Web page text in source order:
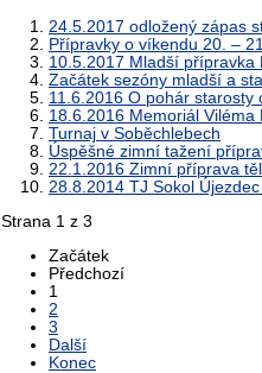
24.5.2017 odložený zápas
Přípravky o víkendu 20. –
10.5.2017 Mladší přípravka
Začátek sezóny mladší a
11.6.2016 O pohár starosty
18.6.2016 Memoriál Viléma
Turnaj v Soběchlebech
Úspěšné zimní tažení
22.1.2016 Zimní příprava
28.8.2014 TJ Sokol
Strana 1 z 3
Začátek
Předchozí
1
2
3
Další
Konec